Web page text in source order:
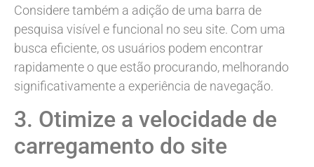
Considere também a adição de uma barra de
pesquisa visível e funcional no seu site. Com uma
busca eficiente, os usuários podem encontrar
rapidamente o que estão procurando, melhorando
significativamente a experiência de navegação.
3. Otimize a velocidade de
carregamento do site